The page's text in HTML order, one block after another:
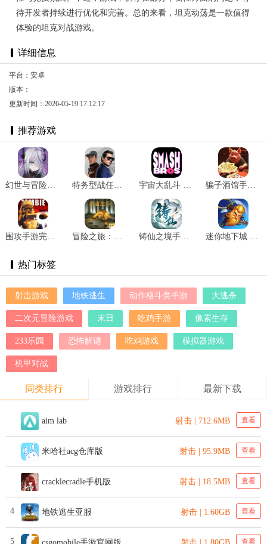
待开发者持续进行优化和完善。总的来看，坦克动荡是一款值得
体验的坦克对战游戏。
详细信息
平台：安卓
版本：
更新时间：2026-05-19 17:12:17
推荐游戏
幻世与冒险国际服 v1.1.484 特务型战任务柏林无限弹药 骗子酒馆手游最新版 v1.0
围攻手游完整版 v1.13.65 铸仙之境手游 v1.0.9
热门标签
射击游戏 地铁逃生 动作格斗类手游 大逃杀
二次元冒险游戏 末日 吃鸡手游 像素生存
233乐园 恐怖解谜 吃鸡游戏 模拟器游戏
机甲对战
同类排行 游戏排行 最新下载
aim lab 射击 | 712.6MB 查看
米哈社acg仓库版 射击 | 95.9MB 查看
cracklecradle手机版 射击 | 18.5MB 查看
4 地铁逃生亚服 射击 | 1.60GB 查看
5 查看